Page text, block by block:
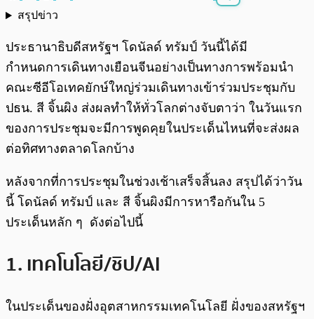
สรุปข่าว
ประธานาธิบดีสหรัฐฯ โดนัลด์ ทรัมป์ วันนี้ได้มี
กำหนดการเดินทางเยือนจีนอย่างเป็นทางการพร้อมนำ
คณะซีอีโอเทคยักษ์ใหญ่ร่วมเดินทางเข้าร่วมประชุมกับ
ปธน. สี จิ้นผิง ส่งผลทำให้ทั่วโลกต่างจับตาว่า ในวันแรก
ของการประชุมจะมีการพูดคุยในประเด็นไหนที่จะส่งผล
ต่อทิศทางตลาดโลกบ้าง
หลังจากที่การประชุมในช่วงเช้าเสร็จสิ้นลง สรุปได้ว่าวัน
นี้ โดนัลด์ ทรัมป์ และ สี จิ้นผิงมีการหารือกันใน 5
ประเด็นหลัก ๆ ดังต่อไปนี้
1. เทคโนโลยี/ชิป/AI
ในประเด็นของฝั่งอุตสาหกรรมเทคโนโลยี ฝั่งของสหรัฐฯ